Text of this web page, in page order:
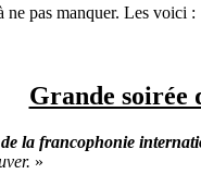
ne pas manquer. Les voici :
Grande soirée
la francophonie
»